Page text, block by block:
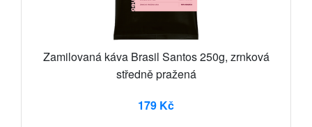
Zamilovaná káva Brasil Santos 250g, zrnková
středně pražená
179 Kč